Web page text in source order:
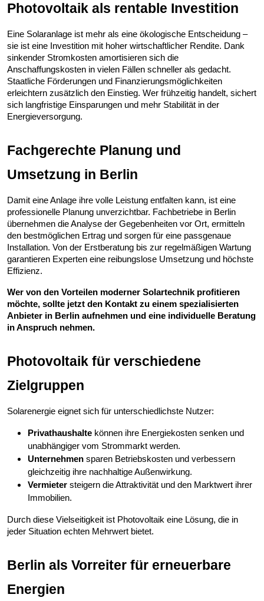
Photovoltaik als rentable Investition
Eine Solaranlage ist mehr als eine ökologische Entscheidung –
sie ist eine Investition mit hoher wirtschaftlicher Rendite. Dank
sinkender Stromkosten amortisieren sich die
Anschaffungskosten in vielen Fällen schneller als gedacht.
Staatliche Förderungen und Finanzierungsmöglichkeiten
erleichtern zusätzlich den Einstieg. Wer frühzeitig handelt, sichert
sich langfristige Einsparungen und mehr Stabilität in der
Energieversorgung.
Fachgerechte Planung und
Umsetzung in Berlin
Damit eine Anlage ihre volle Leistung entfalten kann, ist eine
professionelle Planung unverzichtbar. Fachbetriebe in Berlin
übernehmen die Analyse der Gegebenheiten vor Ort, ermitteln
den bestmöglichen Ertrag und sorgen für eine passgenaue
Installation. Von der Erstberatung bis zur regelmäßigen Wartung
garantieren Experten eine reibungslose Umsetzung und höchste
Effizienz.
Wer von den Vorteilen moderner Solartechnik profitieren
möchte, sollte jetzt den Kontakt zu einem spezialisierten
Anbieter in Berlin aufnehmen und eine individuelle Beratung
in Anspruch nehmen.
Photovoltaik für verschiedene
Zielgruppen
Solarenergie eignet sich für unterschiedlichste Nutzer:
Privathaushalte können ihre Energiekosten senken und
unabhängiger vom Strommarkt werden.
Unternehmen sparen Betriebskosten und verbessern
gleichzeitig ihre nachhaltige Außenwirkung.
Vermieter steigern die Attraktivität und den Marktwert ihrer
Immobilien.
Durch diese Vielseitigkeit ist Photovoltaik eine Lösung, die in
jeder Situation echten Mehrwert bietet.
Berlin als Vorreiter für erneuerbare
Energien